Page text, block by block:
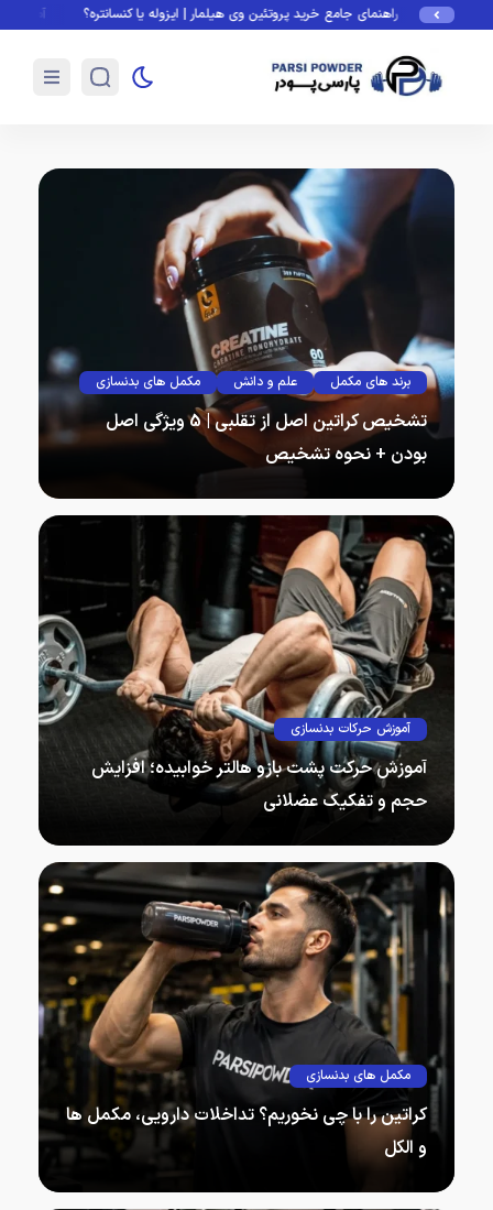
راهنمای جامع خرید پروتئین وی هیلمار | ایزوله یا کنسانتره؟ آمادگی جسمانی
برند های مکمل علم و دانش مکمل های بدنسازی
تشخیص کراتین اصل از تقلبی | 5 ویژگی اصل
بودن + نحوه تشخیص
آموزش حرکات بدنسازی
آموزش حرکت پشت بازو هالتر خوابیده؛ افزایش
حجم و تفکیک عضلانی
مکمل های بدنسازی
کراتین را با چی نخوریم؟ تداخلات دارویی، مکمل‌ ها
و الکل